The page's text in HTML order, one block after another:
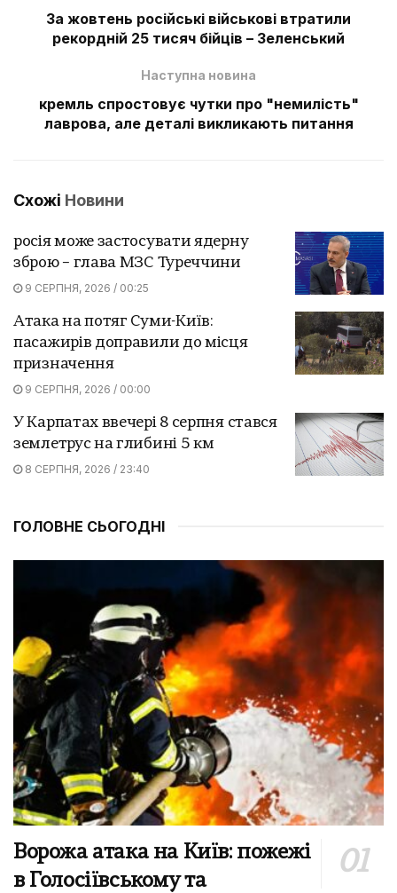
За жовтень російські військові втратили
рекордній 25 тисяч бійців – Зеленський
Наступна новина
кремль спростовує чутки про "немилість"
лаврова, але деталі викликають питання
Схожі Новини
росія може застосувати ядерну
зброю – глава МЗС Туреччини
9 СЕРПНЯ, 2026 / 00:25
Атака на потяг Суми-Київ:
пасажирів доправили до місця
призначення
9 СЕРПНЯ, 2026 / 00:00
У Карпатах ввечері 8 серпня стався
землетрус на глибині 5 км
8 СЕРПНЯ, 2026 / 23:40
ГОЛОВНЕ СЬОГОДНІ
Ворожа атака на Київ: пожежі
в Голосіївському та